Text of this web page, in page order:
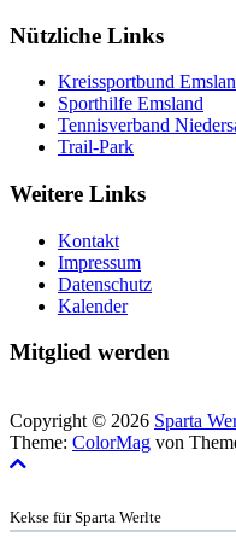
Nützliche Links
Kreissportbund
Sporthilfe Emsland
Tennisverband
Trail-Park
Weitere Links
Kontakt
Impressum
Datenschutz
Kalender
Mitglied werden
Copyright © 2026 Sparta
Theme: ColorMag von
Kekse für Sparta Werlte